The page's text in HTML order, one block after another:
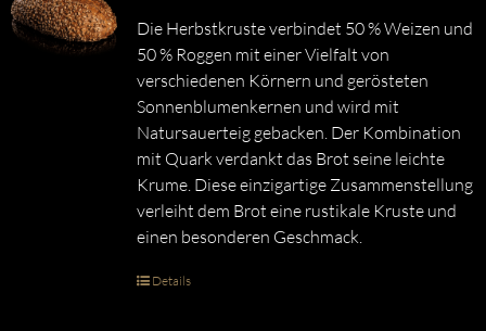
Die Herbstkruste verbindet 50 % Weizen und
50 % Roggen mit einer Vielfalt von
verschiedenen Körnern und gerösteten
Sonnenblumenkernen und wird mit
Natursauerteig gebacken. Der Kombination
mit Quark verdankt das Brot seine leichte
Krume. Diese einzigartige Zusammenstellung
verleiht dem Brot eine rustikale Kruste und
einen besonderen Geschmack.
Details